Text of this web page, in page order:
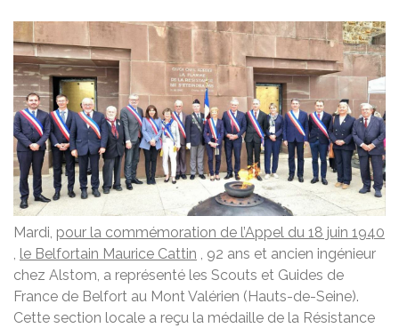
Mardi, pour la commémoration de l’Appel du 18 juin 1940
, le Belfortain Maurice Cattin , 92 ans et ancien ingénieur
chez Alstom, a représenté les Scouts et Guides de
France de Belfort au Mont Valérien (Hauts-de-Seine).
Cette section locale a reçu la médaille de la Résistance